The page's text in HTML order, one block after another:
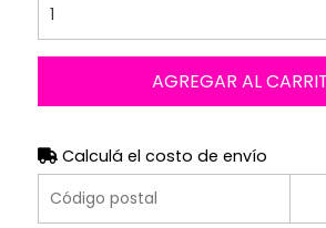
AGREGAR AL
Calculá el costo de envío